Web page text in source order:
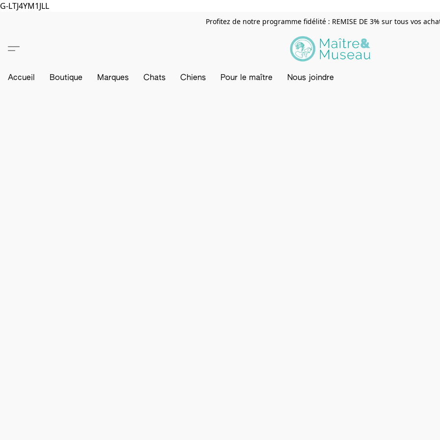
G-LTJ4YM1JLL
Profitez de notre programme fidélité : REMISE DE 3% sur tous vos
Accueil Boutique Marques Chats Chiens Pour le maître Nous joindre